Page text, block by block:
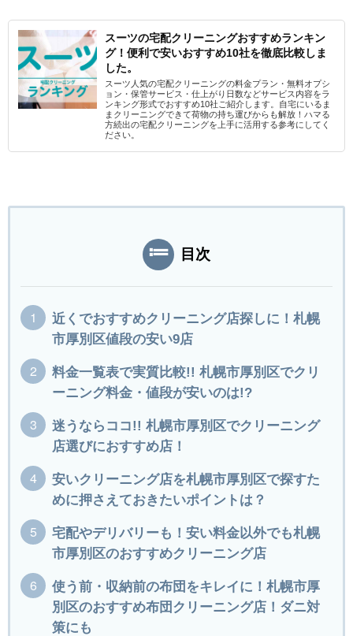
スーツの宅配クリーニングおすすめランキン
グ！便利で安いおすすめ10社を徹底比較しま
した。
スーツ人気の宅配クリーニングの料金プラン・無料オプシ
ョン・保管サービス・仕上がり日数などサービス内容をラ
ンキング形式でおすすめ10社ご紹介します。自宅にいるま
まクリーニングできて荷物の持ち運びからも解放！ハマる
方続出の宅配クリーニングを上手に活用する参考にしてく
ださい。
目次
近くでおすすめクリーニング店探しに！札幌
市厚別区値段の安い9店
料金一覧表で実質比較!! 札幌市厚別区でクリ
ーニング料金・値段が安いのは!?
迷うならココ!! 札幌市厚別区でクリーニング
店選びにおすすめ店！
安いクリーニング店を札幌市厚別区で探すた
めに押さえておきたいポイントは？
宅配やデリバリーも！安い料金以外でも札幌
市厚別区のおすすめクリーニング店
使う前・収納前の布団をキレイに！札幌市厚
別区のおすすめ布団クリーニング店！ダニ対
策にも